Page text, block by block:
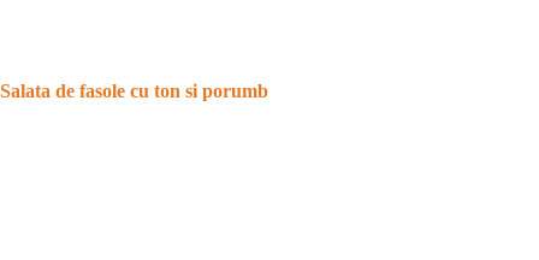
Salata de fasole cu ton si porumb